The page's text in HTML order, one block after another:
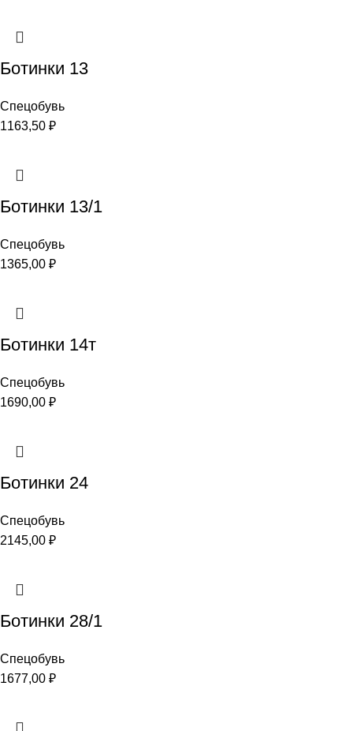
Ботинки 13
Спецобувь
1163,50 ₽
Ботинки 13/1
Спецобувь
1365,00 ₽
Ботинки 14т
Спецобувь
1690,00 ₽
Ботинки 24
Спецобувь
2145,00 ₽
Ботинки 28/1
Спецобувь
1677,00 ₽